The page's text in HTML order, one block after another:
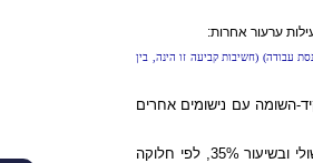
ערעור אחרות:
מחוץ לישראל מהווה אומנם הכנסה הונית (ולא הכנסת עבודה) (חשיבות קביעה זו הינה, בין
של 42.5%, וזאת בדומה להסכמי פשרה שערך פקיד-השומה עם נישומים אחרים
- כי בעקבות תיקון 132, ועל אף הוראת-המַעבר הקבועה בסעיף 90(ו) לתיקון זה, שיעור המס המקסימלי בנסיבות הענין הינו 35%, או, לחלופין, שילוב של מס בשיעור שולי ובשיעור 35%, לפי חלוקה